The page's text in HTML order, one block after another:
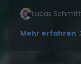
Lucas Schmitt
Mehr erfahren